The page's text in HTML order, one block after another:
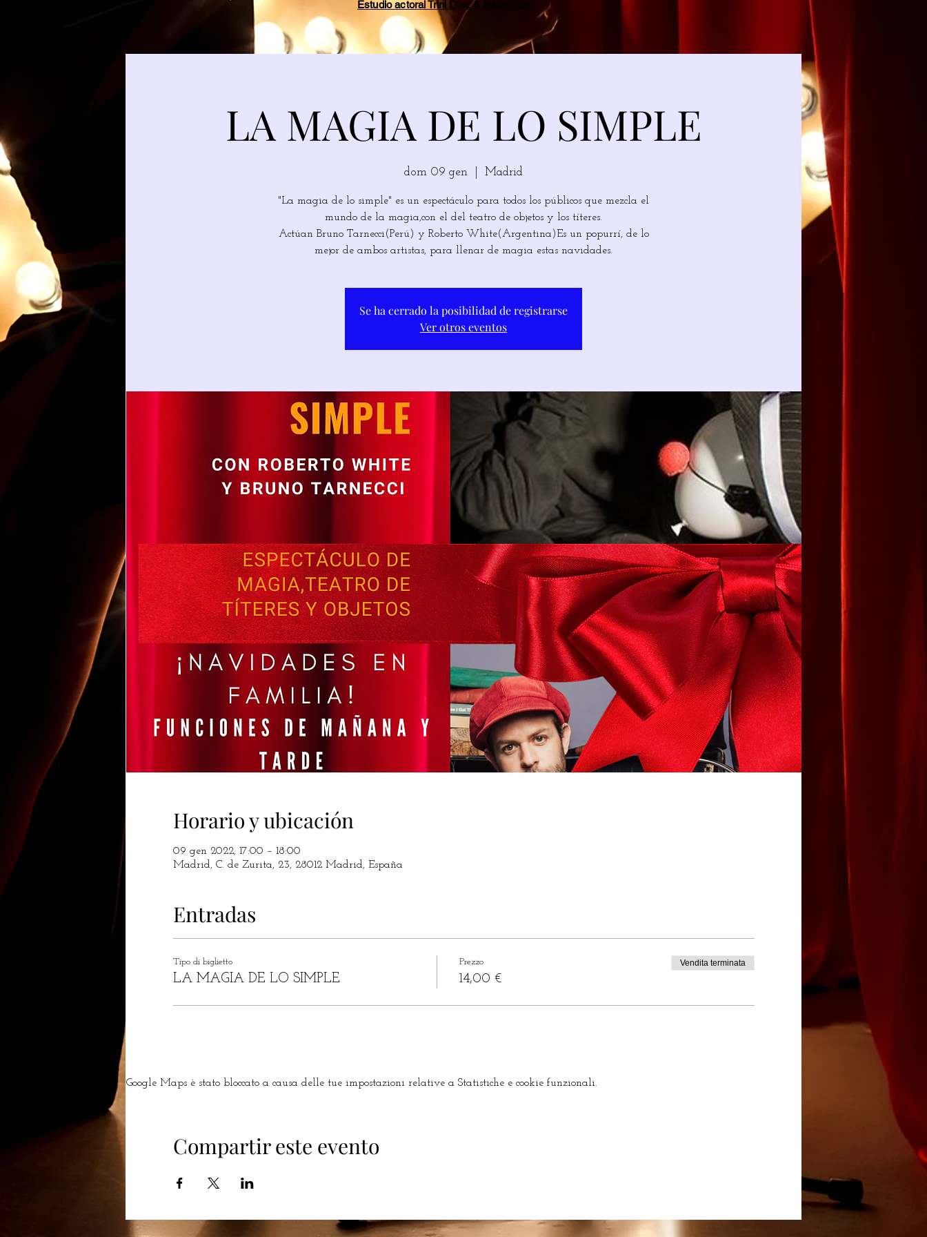
Estudio actoral Trini Díaz & Íñigo Tricio
LA MAGIA DE LO SIMPLE
dom 09 gen Madrid
"La magia de lo simple" es un espectáculo para todos los públicos que mezcla el
mundo de la magia,con el del teatro de objetos y los títeres.
Actúan Bruno Tarnecci(Perú) y Roberto White(Argentina)Es un popurrí, de lo
mejor de ambos artistas, para llenar de magia estas navidades.
Se ha cerrado la posibilidad de registrarse
Ver otros eventos
Horario y ubicación
09 gen 2022, 17:00 – 18:00
Madrid, C. de Zurita, 23, 28012 Madrid, España
Entradas
Tipo di biglietto
LA MAGIA DE LO SIMPLE
Prezzo
14,00 €
Vendita terminata
Google Maps è stato bloccato a causa delle tue impostazioni relative a Statistiche e cookie funzionali.
Compartir este evento